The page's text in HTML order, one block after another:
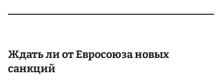
Ждать ли отЕвросоюзановых
санкций